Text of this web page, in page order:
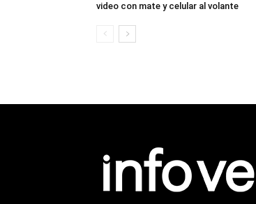
video con mate y celular al volante